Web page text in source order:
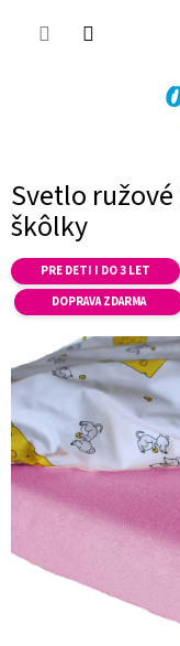
Svetlo
škôlky
PRE DETI I DO 3 LET
DOPRAVA ZDARMA